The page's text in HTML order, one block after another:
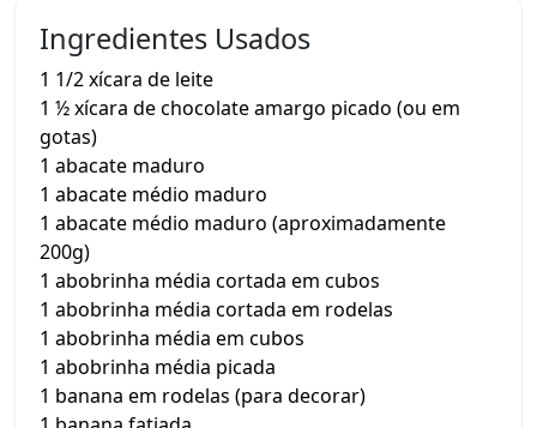
Ingredientes Usados
1 1/2 xícara de leite
1 ½ xícara de chocolate amargo picado (ou em
gotas)
1 abacate maduro
1 abacate médio maduro
1 abacate médio maduro (aproximadamente
200g)
1 abobrinha média cortada em cubos
1 abobrinha média cortada em rodelas
1 abobrinha média em cubos
1 abobrinha média picada
1 banana em rodelas (para decorar)